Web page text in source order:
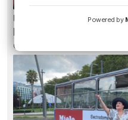
Un total de 124
Euskadi realizarán
de 19,3 millones
Powered by